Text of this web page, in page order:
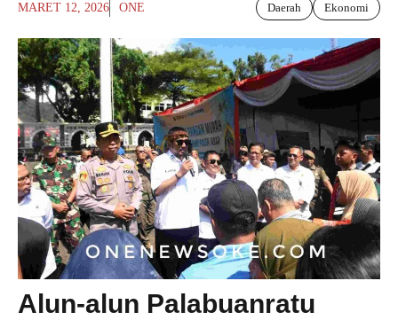
MARET 12, 2026 ONE Daerah Ekonomi
Alun-alun Palabuanratu